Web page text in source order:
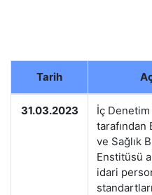
Tarih
31.03.2023
İç
tarafından
ve Sağlık
Enstitüsü
idari